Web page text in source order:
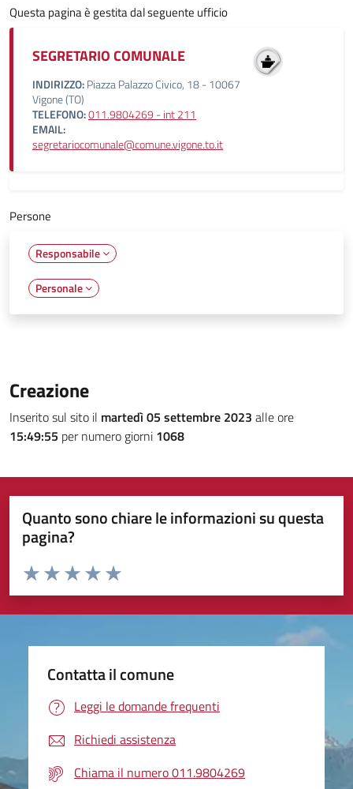
Questa pagina è gestita dal seguente ufficio
SEGRETARIO COMUNALE
INDIRIZZO:Piazza Palazzo Civico, 18 - 10067
Vigone (TO)
TELEFONO:011.9804269 - int 211
EMAIL:
segretariocomunale@comune.vigone.to.it
Persone
Responsabile
Personale
Creazione
Inserito sul sito il martedì 05 settembre 2023 alle ore
15:49:55 per numero giorni 1068
Quanto sono chiare le informazioni su questa
pagina?
Valuta da 1 a 5 stelle la pagina
Valuta 5 stelle su 5
Valuta 4 stelle su 5
Valuta 3 stelle su 5
Valuta 2 stelle su 5
Valuta 1 stelle su 5
Contatta il comune
Leggi le domande frequenti
Richiedi assistenza
Chiama il numero 011.9804269